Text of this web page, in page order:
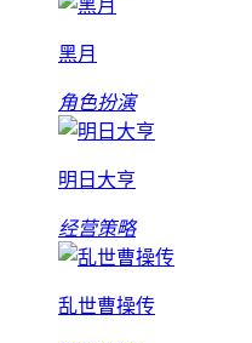
黑月
角色扮演
明日大亨
经营策略
乱世曹操传